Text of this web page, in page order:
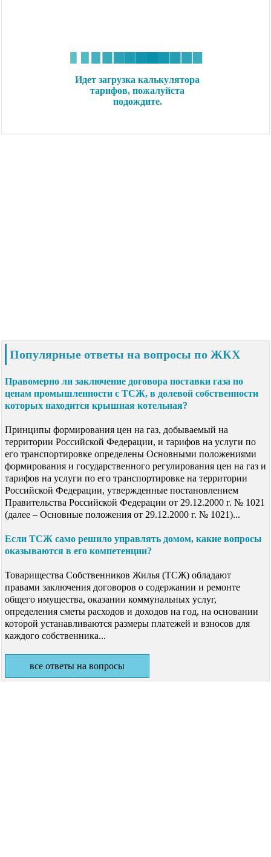
Популярные ответы на вопросы по ЖКХ
Правомерно ли заключение договора поставки газа по
ценам промышленности с ТСЖ, в долевой собственности
которых находится крышная котельная?
Принципы формирования цен на газ, добываемый на
территории Российской Федерации, и тарифов на услуги по
его транспортировке определены Основными положениями
формирования и государственного регулирования цен на газ и
тарифов на услуги по его транспортировке на территории
Российской Федерации, утвержденные постановлением
Правительства Российской Федерации от 29.12.2000 г. № 1021
(далее – Основные положения от 29.12.2000 г. № 1021)...
Если ТСЖ само решило управлять домом, какие вопросы
оказываются в его компетенции?
Товарищества Собственников Жилья (ТСЖ) обладают
правами заключения договоров о содержании и ремонте
общего имущества, оказании коммунальных услуг,
определения сметы расходов и доходов на год, на основании
которой устанавливаются размеры платежей и взносов для
каждого собственника...
все ответы на вопросы